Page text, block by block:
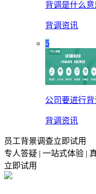
背调是什么意
背调资讯
5
公司要进行背
背调资讯
员工背景调查立即试用
专人答疑 | 一站式体验 |
立即试用